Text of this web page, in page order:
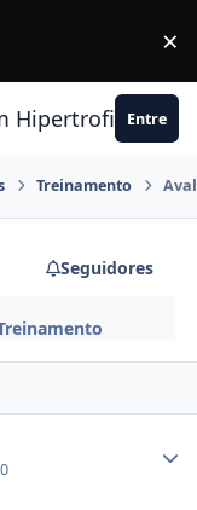
×
Hipertrofia.org
Entre
Treinamento
Seguidores